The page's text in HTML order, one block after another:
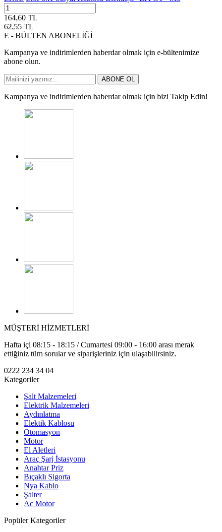
164,60 TL
62,55 TL
E - BÜLTEN ABONELİĞİ
Kampanya ve indirimlerden haberdar olmak için e-bültenimize
abone olun.
ABONE OL
Kampanya ve indirimlerden haberdar olmak için bizi Takip Edin!
MÜŞTERİ HİZMETLERİ
Hafta içi 08:15 - 18:15 / Cumartesi 09:00 - 16:00 arası merak
ettiğiniz tüm sorular ve siparişleriniz için ulaşabilirsiniz.
0222 234 34 04
Kategoriler
Şalt Malzemeleri
Elektrik Malzemeleri
Aydınlatma
Elektik Kablosu
Otomasyon
Motor
El Aletleri
Araç Şarj İstasyonu
Anahtar Priz
Bıçaklı Sigorta
Nya Kablo
Şalter
Ac Motor
Popüler Kategoriler